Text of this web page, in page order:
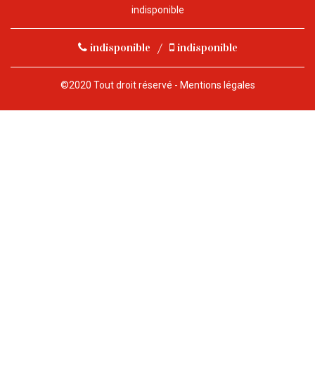
indisponible
indisponible / indisponible
©2020 Tout droit réservé - Mentions légales